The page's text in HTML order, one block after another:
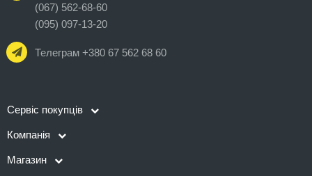
(067) 562-68-60
(095) 097-13-20
Телеграм +380 67 562 68 60
Сервіс покупців
Компанія
Магазин